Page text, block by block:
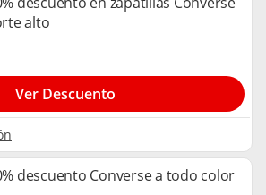
alto
Ver Descuento
descuento Converse a todo color